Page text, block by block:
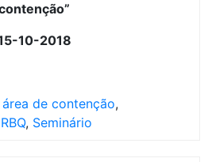
10-2018
área de contenção,
, Seminário